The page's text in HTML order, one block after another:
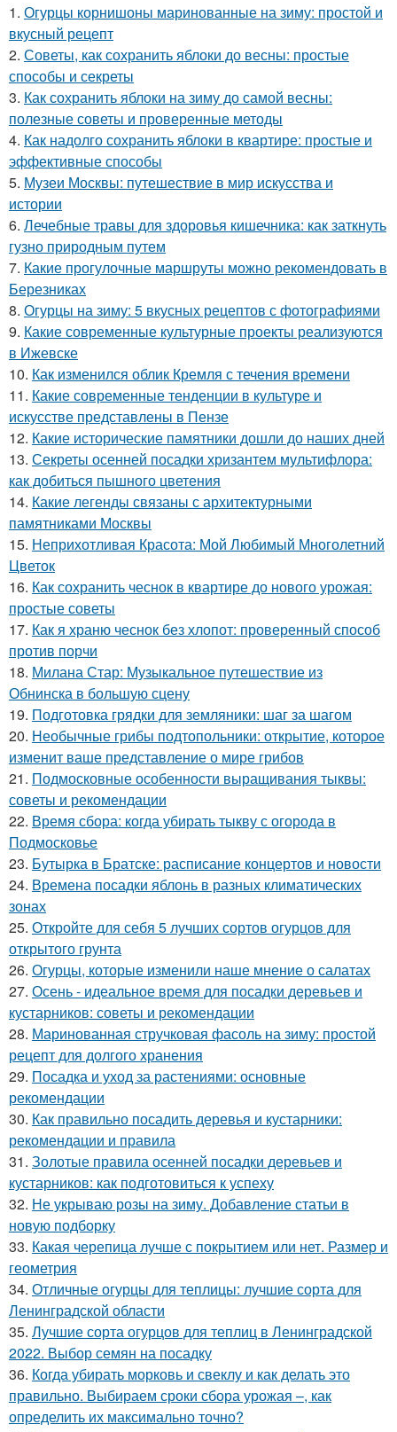
1. Огурцы корнишоны маринованные на зиму: простой и
вкусный рецепт
2. Советы, как сохранить яблоки до весны: простые
способы и секреты
3. Как сохранить яблоки на зиму до самой весны:
полезные советы и проверенные методы
4. Как надолго сохранить яблоки в квартире: простые и
эффективные способы
5. Музеи Москвы: путешествие в мир искусства и
истории
6. Лечебные травы для здоровья кишечника: как заткнуть
гузно природным путем
7. Какие прогулочные маршруты можно рекомендовать в
Березниках
8. Огурцы на зиму: 5 вкусных рецептов с фотографиями
9. Какие современные культурные проекты реализуются
в Ижевске
10. Как изменился облик Кремля с течения времени
11. Какие современные тенденции в культуре и
искусстве представлены в Пензе
12. Какие исторические памятники дошли до наших дней
13. Секреты осенней посадки хризантем мультифлора:
как добиться пышного цветения
14. Какие легенды связаны с архитектурными
памятниками Москвы
15. Неприхотливая Красота: Мой Любимый Многолетний
Цветок
16. Как сохранить чеснок в квартире до нового урожая:
простые советы
17. Как я храню чеснок без хлопот: проверенный способ
против порчи
18. Милана Стар: Музыкальное путешествие из
Обнинска в большую сцену
19. Подготовка грядки для земляники: шаг за шагом
20. Необычные грибы подтопольники: открытие, которое
изменит ваше представление о мире грибов
21. Подмосковные особенности выращивания тыквы:
советы и рекомендации
22. Время сбора: когда убирать тыкву с огорода в
Подмосковье
23. Бутырка в Братске: расписание концертов и новости
24. Времена посадки яблонь в разных климатических
зонах
25. Откройте для себя 5 лучших сортов огурцов для
открытого грунта
26. Огурцы, которые изменили наше мнение о салатах
27. Осень - идеальное время для посадки деревьев и
кустарников: советы и рекомендации
28. Маринованная стручковая фасоль на зиму: простой
рецепт для долгого хранения
29. Посадка и уход за растениями: основные
рекомендации
30. Как правильно посадить деревья и кустарники:
рекомендации и правила
31. Золотые правила осенней посадки деревьев и
кустарников: как подготовиться к успеху
32. Не укрываю розы на зиму. Добавление статьи в
новую подборку
33. Какая черепица лучше с покрытием или нет. Размер и
геометрия
34. Отличные огурцы для теплицы: лучшие сорта для
Ленинградской области
35. Лучшие сорта огурцов для теплиц в Ленинградской
2022. Выбор семян на посадку
36. Когда убирать морковь и свеклу и как делать это
правильно. Выбираем сроки сбора урожая –, как
определить их максимально точно?